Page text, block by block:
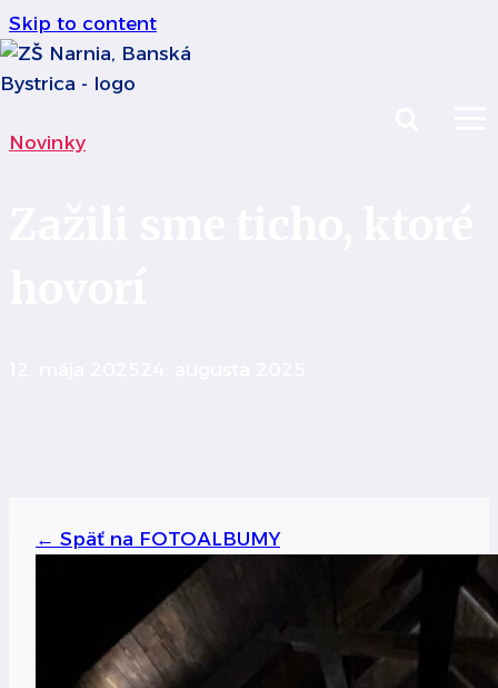
Skip to content
Novinky
← Späť na FOTOALBUMY